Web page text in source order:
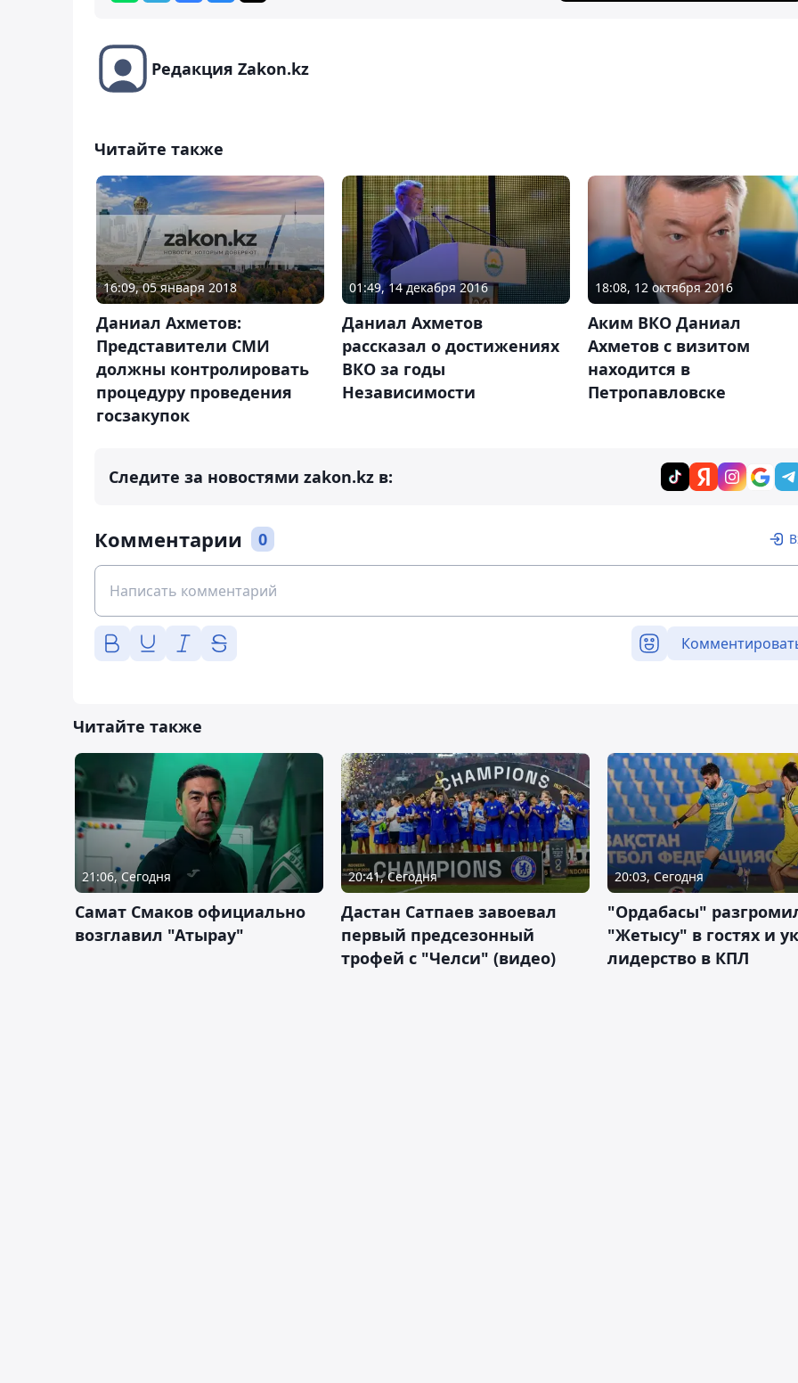
Редакция Zakon.kz
Читайте также
16:09, 05 января 2018
Даниал Ахметов:
Представители СМИ
должны контролировать
процедуру проведения
госзакупок
01:49, 14 декабря 2016
Даниал Ахметов
рассказал о достижениях
ВКО за годы
Независимости
18:08, 12 октября 2016
Аким ВКО Даниал
Ахметов с визитом
находится в
Петропавловске
Следите за новостями zakon.kz в:
Комментарии 0
Читайте также
21:06, Сегодня
Самат Смаков официально
возглавил "Атырау"
20:41, Сегодня
Дастан Сатпаев завоевал
первый предсезонный
трофей с "Челси" (видео)
20:03, Сегодня
"Ордабасы"
"Жетысу" в гостях и
лидерство в КПЛ